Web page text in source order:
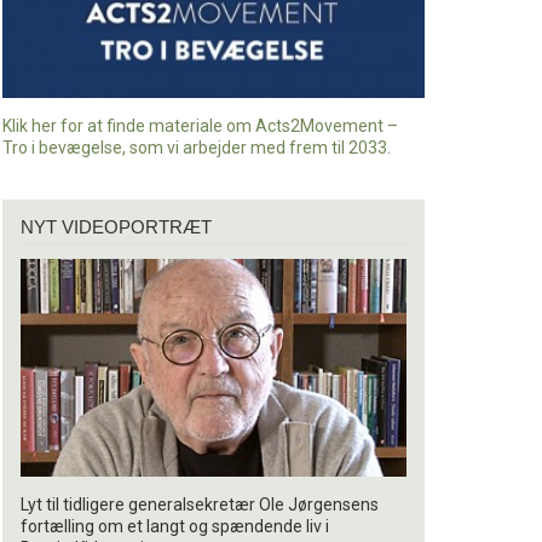
Klik her for at finde materiale om Acts2Movement –
Tro i bevægelse, som vi arbejder med frem til 2033.
videoportræt
NYT VIDEOPORTRÆT
Lyt til tidligere generalsekretær Ole Jørgensens
fortælling om et langt og spændende liv i